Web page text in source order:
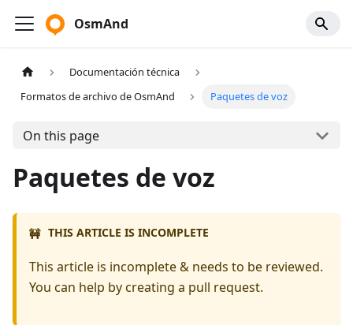
OsmAnd
Documentación técnica
Formatos de archivo de OsmAnd
Paquetes de voz
On this page
Paquetes de voz
🚧 THIS ARTICLE IS INCOMPLETE
This article is incomplete & needs to be reviewed.
You can help by creating a pull request.